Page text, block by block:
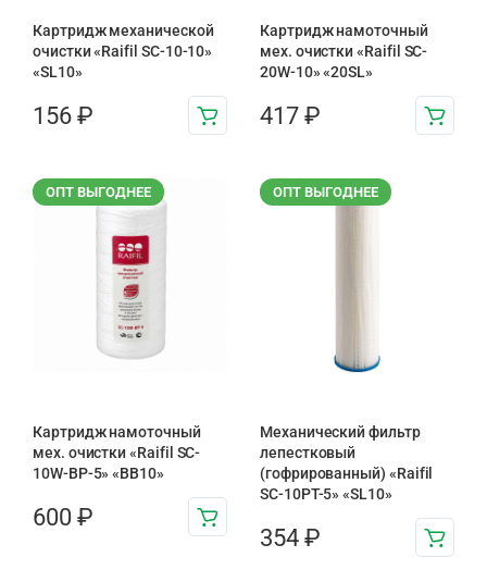
Картридж механической
очистки «Raifil SC-10-10»
«SL10»
156 ₽
Картридж намоточный
мех. очистки «Raifil SC-
20W-10» «20SL»
417 ₽
ОПТ ВЫГОДНЕЕ
Картридж намоточный
мех. очистки «Raifil SC-
10W-BP-5» «BB10»
600 ₽
ОПТ ВЫГОДНЕЕ
Механический фильтр
лепестковый
(гофрированный) «Raifil
SC-10PT-5» «SL10»
354 ₽